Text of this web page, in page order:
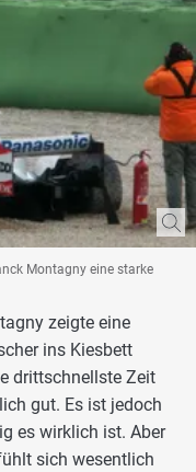
Montagny eine starke
zeigte eine
ins Kiesbett
drittschnellste Zeit
gut. Es ist jedoch
es wirklich ist. Aber
sich wesentlich